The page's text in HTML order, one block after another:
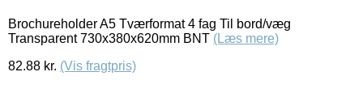
Brochureholder A5 Tværformat 4 fag Til bord/væg
Transparent 730x380x620mm BNT (Læs mere)
82.88 kr. (Vis fragtpris)